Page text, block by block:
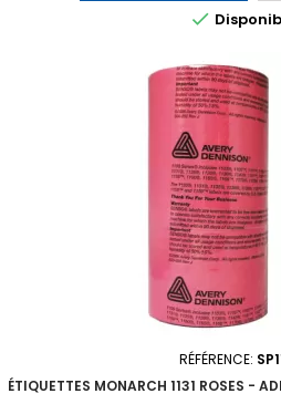

RÉFÉRENCE:
ÉTIQUETTES MONARCH 1131 ROSES -